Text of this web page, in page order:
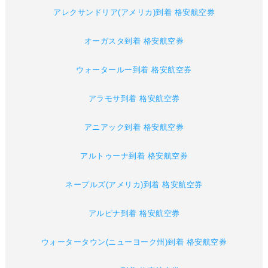
アレクサンドリア(アメリカ)到着 格安航空券
オーガスタ到着 格安航空券
ウォータールー到着 格安航空券
アラモサ到着 格安航空券
アニアック到着 格安航空券
アルトゥーナ到着 格安航空券
ネープルズ(アメリカ)到着 格安航空券
アルピナ到着 格安航空券
ウォータータウン(ニューヨーク州)到着 格安航空券